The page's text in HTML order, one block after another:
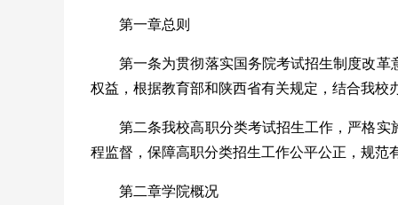
第一章总则
第一条为贯彻落实国务院考试招生制度改
权益，根据教育部和陕西省有关规定，结合我
第二条我校高职分类考试招生工作，严格
程监督，保障高职分类招生工作公平公正，规范
第二章学院概况